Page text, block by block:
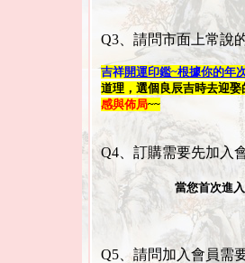
Q3、請問市面上常說
吉祥開運印鑑~根據你的年
道理，選個良辰吉時去迎
感與佈局~~
Q4、訂購需要先加入
當您首次進
Q5、請問加入會員需